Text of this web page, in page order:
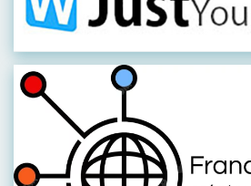
Visiter leur site